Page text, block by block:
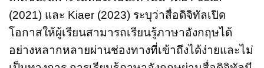
(2021) และ Kiaer (2023) ระบุว่าสื่อดิจิทัลเปิด
โอกาสให้ผู้เรียนสามารถเรียนรู้ภาษาอังกฤษได้
อย่างหลากหลายผ่านช่องทางที่เข้าถึงได้ง่ายและไม่